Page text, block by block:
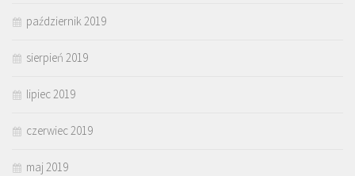
październik 2019
sierpień 2019
lipiec 2019
czerwiec 2019
maj 2019